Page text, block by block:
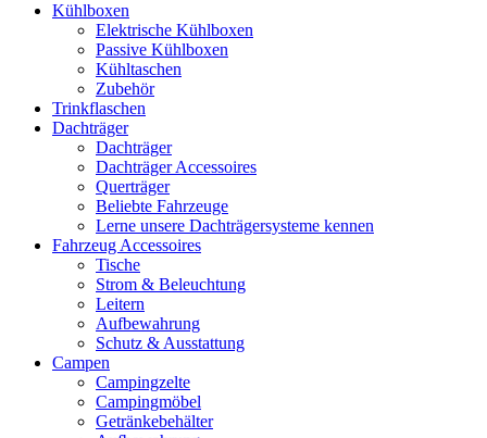
Kühlboxen
Elektrische Kühlboxen
Passive Kühlboxen
Kühltaschen
Zubehör
Trinkflaschen
Dachträger
Dachträger
Dachträger Accessoires
Querträger
Beliebte Fahrzeuge
Lerne unsere Dachträgersysteme kennen
Fahrzeug Accessoires
Tische
Strom & Beleuchtung
Leitern
Aufbewahrung
Schutz & Ausstattung
Campen
Campingzelte
Campingmöbel
Getränkebehälter